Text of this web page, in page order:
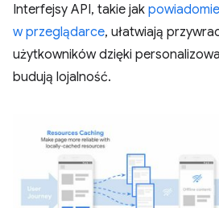
Interfejsy API, takie jak
w przeglądarce, ułatwiają
użytkowników dzięki
budują lojalność.